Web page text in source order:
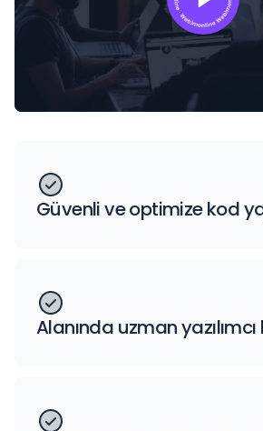
Güvenli ve optimize kod
Alanında uzman